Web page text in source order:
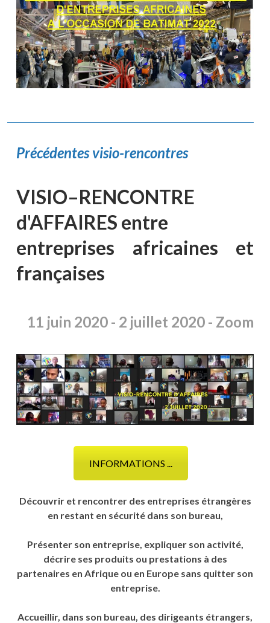
Précédentes visio-rencontres
VISIO–RENCONTRE
d'AFFAIRES entre
entreprises africaines et
françaises
11 juin 2020 - 2 juillet 2020 - Zoom
INFORMATIONS ...
Découvrir et rencontrer des entreprises étrangères
en restant en sécurité dans son bureau,
Présenter son entreprise, expliquer son activité,
décrire ses produits ou prestations à des
partenaires en Afrique ou en Europe sans quitter son
entreprise.
Accueillir, dans son bureau, des dirigeants étrangers,